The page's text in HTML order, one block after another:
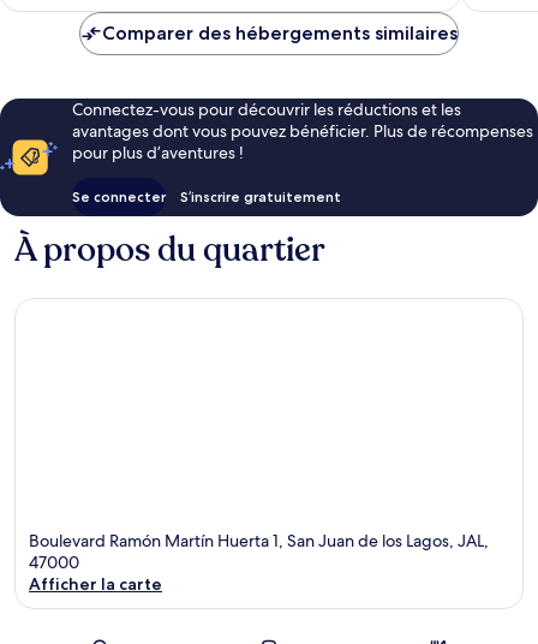
de
Comparer des hébergements similaires
Connectez-vous pour découvrir les réductions et les
avantages dont vous pouvez bénéficier. Plus de récompenses
pour plus d’aventures !
Se connecter S’inscrire gratuitement
À propos du quartier
Boulevard Ramón Martín Huerta 1, San Juan de los Lagos, JAL,
47000
Afficher la carte